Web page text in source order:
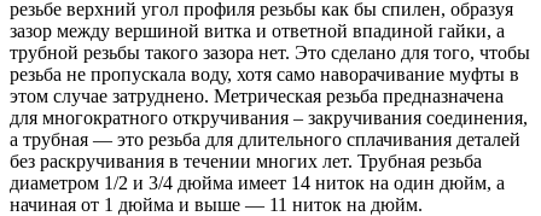
резьбе верхний угол профиля резьбы как бы спилен, образуя
зазор между вершиной витка и ответной впадиной гайки, а
трубной резьбы такого зазора нет. Это сделано для того, чтобы
резьба не пропускала воду, хотя само наворачивание муфты в
этом случае затруднено. Метрическая резьба предназначена
для многократного откручивания – закручивания соединения,
а трубная — это резьба для длительного сплачивания деталей
без раскручивания в течении многих лет. Трубная резьба
диаметром 1/2 и 3/4 дюйма имеет 14 ниток на один дюйм, а
начиная от 1 дюйма и выше — 11 ниток на дюйм.